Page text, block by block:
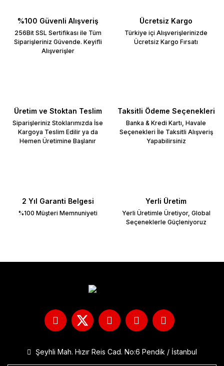
%100 Güvenli Alışveriş
256Bit SSL Sertifikası ile Tüm
Siparişleriniz Güvende. Keyifli
Alışverişler
Ücretsiz Kargo
Türkiye içi Alışverişlerinizde
Ücretsiz Kargo Fırsatı
Üretim ve Stoktan Teslim
Siparişleriniz Stoklarımızda İse
Kargoya Teslim Edilir ya da
Hemen Üretimine Başlanır
Taksitli Ödeme Seçenekleri
Banka & Kredi Kartı, Havale
Seçenekleri İle Taksitli Alışveriş
Yapabilirsiniz
2 Yıl Garanti Belgesi
%100 Müşteri Memnuniyeti
Yerli Üretim
Yerli Üretimle Üretiyor, Global
Seçeneklerle Güçleniyoruz
Şeyhli Mah. Hızır Reis Cad. No:6 Pendik / İstanbul